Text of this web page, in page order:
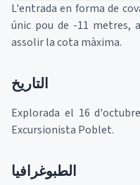
L'entrada en forma de
únic pou de -11 metres,
assolir la cota màxima.
التاريخ
Explorada el 16
Excursionista Poblet.
الطبوغرافيا